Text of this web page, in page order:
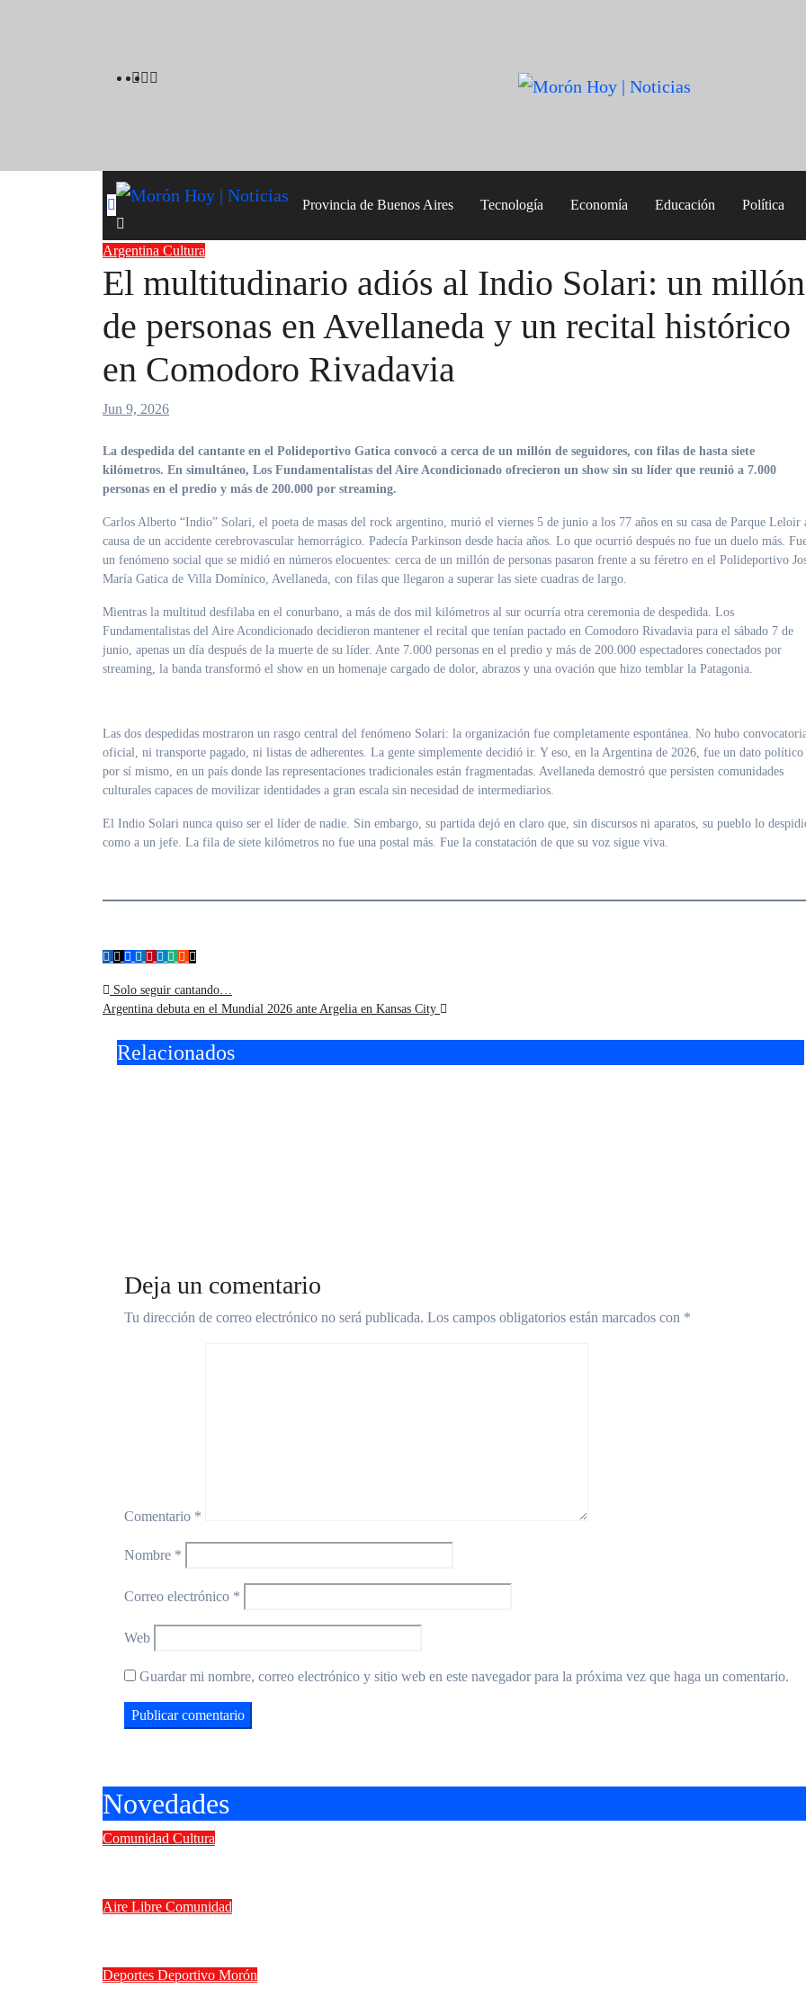
Provincia de Buenos Aires Tecnología Economía Educación Política
Argentina Cultura
El multitudinario adiós al Indio Solari: un millón
de personas en Avellaneda y un recital histórico
en Comodoro Rivadavia
Jun 9, 2026
La despedida del cantante en el Polideportivo Gatica convocó a cerca de un millón de seguidores, con filas de hasta siete
kilómetros. En simultáneo, Los Fundamentalistas del Aire Acondicionado ofrecieron un show sin su líder que reunió a 7.000
personas en el predio y más de 200.000 por streaming.
Carlos Alberto “Indio” Solari, el poeta de masas del rock argentino, murió el viernes 5 de junio a los 77 años en su casa de Parque Leloir
causa de un accidente cerebrovascular hemorrágico. Padecía Parkinson desde hacía años. Lo que ocurrió después no fue un duelo más.
un fenómeno social que se midió en números elocuentes: cerca de un millón de personas pasaron frente a su féretro en el Polideportivo
María Gatica de Villa Domínico, Avellaneda, con filas que llegaron a superar las siete cuadras de largo.
Mientras la multitud desfilaba en el conurbano, a más de dos mil kilómetros al sur ocurría otra ceremonia de despedida. Los
Fundamentalistas del Aire Acondicionado decidieron mantener el recital que tenían pactado en Comodoro Rivadavia para el sábado 7 de
junio, apenas un día después de la muerte de su líder. Ante 7.000 personas en el predio y más de 200.000 espectadores conectados por
streaming, la banda transformó el show en un homenaje cargado de dolor, abrazos y una ovación que hizo temblar la Patagonia.
Las dos despedidas mostraron un rasgo central del fenómeno Solari: la organización fue completamente espontánea. No hubo
oficial, ni transporte pagado, ni listas de adherentes. La gente simplemente decidió ir. Y eso, en la Argentina de 2026, fue un dato político
por sí mismo, en un país donde las representaciones tradicionales están fragmentadas. Avellaneda demostró que persisten comunidades
culturales capaces de movilizar identidades a gran escala sin necesidad de intermediarios.
El Indio Solari nunca quiso ser el líder de nadie. Sin embargo, su partida dejó en claro que, sin discursos ni aparatos, su pueblo lo
como a un jefe. La fila de siete kilómetros no fue una postal más. Fue la constatación de que su voz sigue viva.
Navegación
de
entradas
Solo seguir cantando…
Argentina debuta en el Mundial 2026 ante Argelia en Kansas City
Relacionados
Deja un comentario
Tu dirección de correo electrónico no será publicada. Los campos obligatorios están marcados con *
Comentario *
Nombre *
Correo electrónico *
Web
Guardar mi nombre, correo electrónico y sitio web en este navegador para la próxima vez que haga un comentario.
Novedades
Comunidad Cultura
Aire Libre Comunidad
Deportes Deportivo Morón